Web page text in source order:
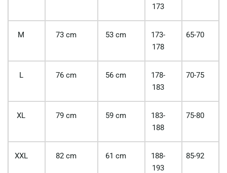
173
M 73 cm 53 cm
173-
178
65-70
L 76 cm 56 cm
178-
183
70-75
XL 79 cm 59 cm
183-
188
75-80
XXL 82 cm 61 cm
188-
193
85-92